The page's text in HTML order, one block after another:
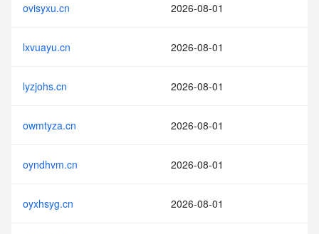
ovisyxu.cn 2026-08-01
lxvuayu.cn 2026-08-01
lyzjohs.cn 2026-08-01
owmtyza.cn 2026-08-01
oyndhvm.cn 2026-08-01
oyxhsyg.cn 2026-08-01